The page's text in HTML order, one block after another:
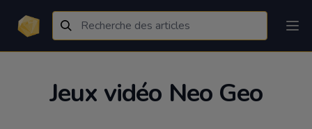
Jeux vidéo Neo Geo